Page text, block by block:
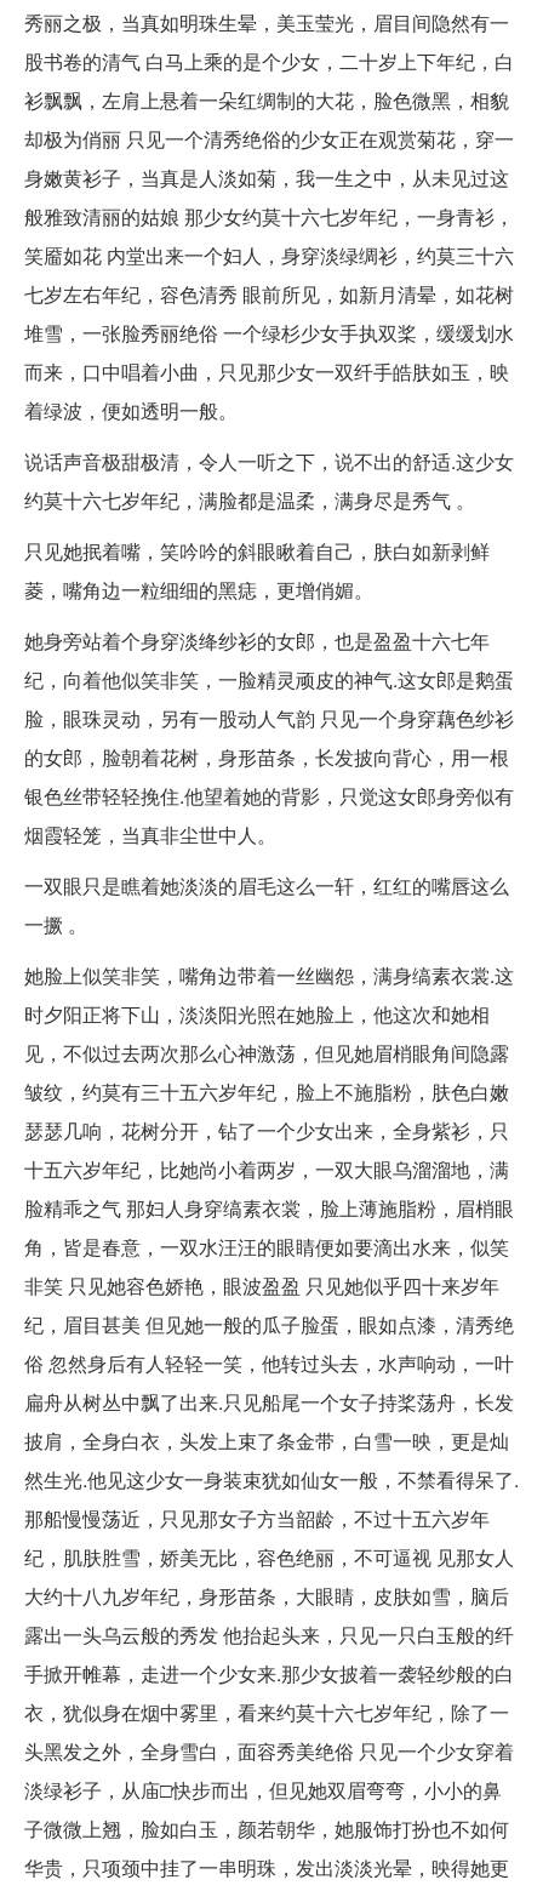
秀丽之极，当真如明珠生晕，美玉莹光，眉目间隐然有一
股书卷的清气 白马上乘的是个少女，二十岁上下年纪，白
衫飘飘，左肩上悬着一朵红绸制的大花，脸色微黑，相貌
却极为俏丽 只见一个清秀绝俗的少女正在观赏菊花，穿一
身嫩黄衫子，当真是人淡如菊，我一生之中，从未见过这
般雅致清丽的姑娘 那少女约莫十六七岁年纪，一身青衫，
笑靥如花 内堂出来一个妇人，身穿淡绿绸衫，约莫三十六
七岁左右年纪，容色清秀 眼前所见，如新月清晕，如花树
堆雪，一张脸秀丽绝俗 一个绿杉少女手执双桨，缓缓划水
而来，口中唱着小曲，只见那少女一双纤手皓肤如玉，映
着绿波，便如透明一般。
说话声音极甜极清，令人一听之下，说不出的舒适.这少女
约莫十六七岁年纪，满脸都是温柔，满身尽是秀气 。
只见她抿着嘴，笑吟吟的斜眼瞅着自己，肤白如新剥鲜
菱，嘴角边一粒细细的黑痣，更增俏媚。
她身旁站着个身穿淡绛纱衫的女郎，也是盈盈十六七年
纪，向着他似笑非笑，一脸精灵顽皮的神气.这女郎是鹅蛋
脸，眼珠灵动，另有一股动人气韵 只见一个身穿藕色纱衫
的女郎，脸朝着花树，身形苗条，长发披向背心，用一根
银色丝带轻轻挽住.他望着她的背影，只觉这女郎身旁似有
烟霞轻笼，当真非尘世中人。
一双眼只是瞧着她淡淡的眉毛这么一轩，红红的嘴唇这么
一撅 。
她脸上似笑非笑，嘴角边带着一丝幽怨，满身缟素衣裳.这
时夕阳正将下山，淡淡阳光照在她脸上，他这次和她相
见，不似过去两次那么心神激荡，但见她眉梢眼角间隐露
皱纹，约莫有三十五六岁年纪，脸上不施脂粉，肤色白嫩
瑟瑟几响，花树分开，钻了一个少女出来，全身紫衫，只
十五六岁年纪，比她尚小着两岁，一双大眼乌溜溜地，满
脸精乖之气 那妇人身穿缟素衣裳，脸上薄施脂粉，眉梢眼
角，皆是春意，一双水汪汪的眼睛便如要滴出水来，似笑
非笑 只见她容色娇艳，眼波盈盈 只见她似乎四十来岁年
纪，眉目甚美 但见她一般的瓜子脸蛋，眼如点漆，清秀绝
俗 忽然身后有人轻轻一笑，他转过头去，水声响动，一叶
扁舟从树丛中飘了出来.只见船尾一个女子持桨荡舟，长发
披肩，全身白衣，头发上束了条金带，白雪一映，更是灿
然生光.他见这少女一身装束犹如仙女一般，不禁看得呆了.
那船慢慢荡近，只见那女子方当韶龄，不过十五六岁年
纪，肌肤胜雪，娇美无比，容色绝丽，不可逼视 见那女人
大约十八九岁年纪，身形苗条，大眼睛，皮肤如雪，脑后
露出一头乌云般的秀发 他抬起头来，只见一只白玉般的纤
手掀开帷幕，走进一个少女来.那少女披着一袭轻纱般的白
衣，犹似身在烟中雾里，看来约莫十六七岁年纪，除了一
头黑发之外，全身雪白，面容秀美绝俗 只见一个少女穿着
淡绿衫子，从庙□快步而出，但见她双眉弯弯，小小的鼻
子微微上翘，脸如白玉，颜若朝华，她服饰打扮也不如何
华贵，只项颈中挂了一串明珠，发出淡淡光晕，映得她更